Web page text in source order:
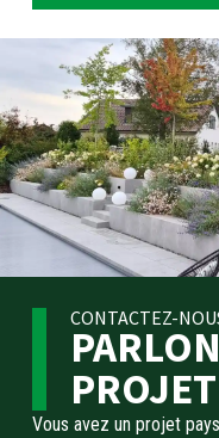
CONTACTEZ-
PROJET
Vous avez un projet